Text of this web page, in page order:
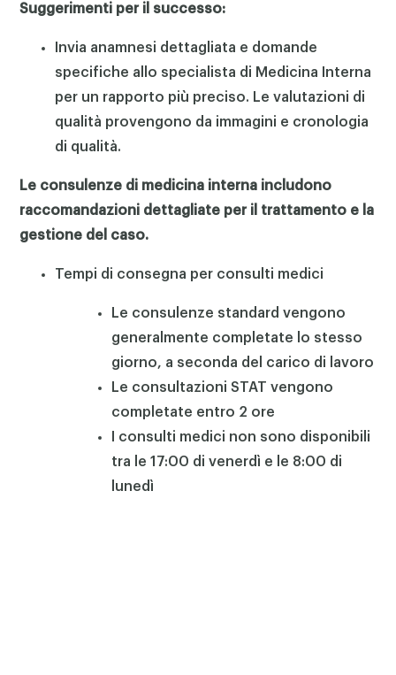
Suggerimenti per il successo:
Invia anamnesi dettagliata e domande
specifiche allo specialista di Medicina Interna
per un rapporto più preciso. Le valutazioni di
qualità provengono da immagini e cronologia
di qualità.
Le consulenze di medicina interna includono
raccomandazioni dettagliate per il trattamento e la
gestione del caso.
Tempi di consegna per consulti medici
Le consulenze standard vengono
generalmente completate lo stesso
giorno, a seconda del carico di lavoro
Le consultazioni STAT vengono
completate entro 2 ore
I consulti medici non sono disponibili
tra le 17:00 di venerdì e le 8:00 di
lunedì